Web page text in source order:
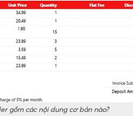
gồm các nội dung cơ bản nào?